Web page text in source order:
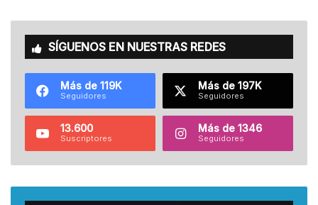
SÍGUENOS EN NUESTRAS REDES
Más de 119K
Seguidores
Más de 197K
Seguidores
13.600
Suscriptores
Más de 1346
Seguidores